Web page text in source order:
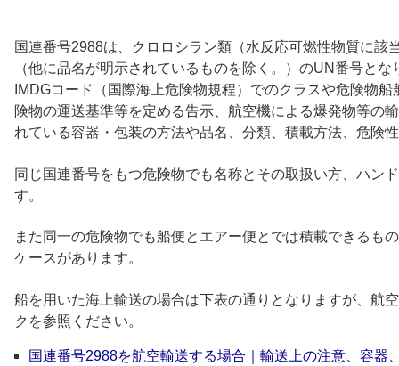
国連番号2988は、クロロシラン類（水反応可燃性物質に該
（他に品名が明示されているものを除く。）のUN番号と
IMDGコード（国際海上危険物規程）でのクラスや危険物
険物の運送基準等を定める告示、航空機による爆発物等の
れている容器・包装の方法や品名、分類、積載方法、危険
同じ国連番号をもつ危険物でも名称とその取扱い方、ハン
す。
また同一の危険物でも船便とエアー便とでは積載できるも
ケースがあります。
船を用いた海上輸送の場合は下表の通りとなりますが、航
クを参照ください。
国連番号2988を航空輸送する場合｜輸送上の注意、容器